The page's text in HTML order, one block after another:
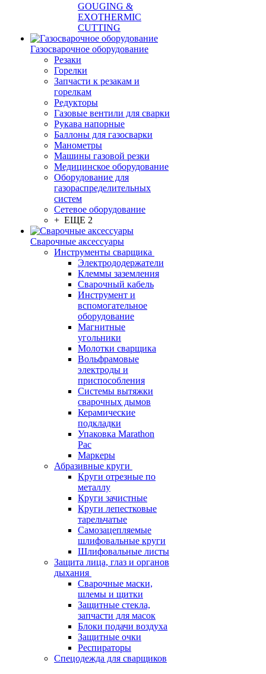
GOUGING &
EXOTHERMIC
CUTTING
Газосварочное оборудование
Резаки
Горелки
Запчасти к резакам и
горелкам
Редукторы
Газовые вентили для сварки
Рукава напорные
Баллоны для газосварки
Манометры
Машины газовой резки
Медицинское оборудование
Оборудование для
газораспределительных
систем
Сетевое оборудование
+ ЕЩЕ 2
Сварочные аксессуары
Инструменты сварщика
Электрододержатели
Клеммы заземления
Сварочный кабель
Инструмент и
вспомогательное
оборудование
Магнитные
угольники
Молотки сварщика
Вольфрамовые
электроды и
приспособления
Системы вытяжки
сварочных дымов
Керамические
подкладки
Упаковка Marathon
Pac
Маркеры
Абразивные круги
Круги отрезные по
металлу
Круги зачистные
Круги лепестковые
тарельчатые
Самозацепляемые
шлифовальные круги
Шлифовальные листы
Защита лица, глаз и органов
дыхания
Сварочные маски,
шлемы и щитки
Защитные стекла,
запчасти для масок
Блоки подачи воздуха
Защитные очки
Респираторы
Спецодежда для сварщиков